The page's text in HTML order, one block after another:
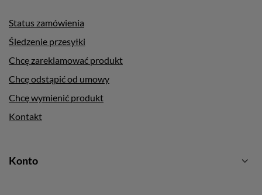
Status zamówienia
Śledzenie przesyłki
Chcę zareklamować produkt
Chcę odstąpić od umowy
Chcę wymienić produkt
Kontakt
Konto